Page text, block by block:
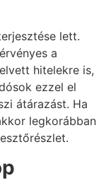
lett.
a
hitelekre is,
ezzel el
átárazást. Ha
legkorábban